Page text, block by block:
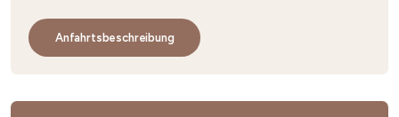
Anfahrtsbeschreibung